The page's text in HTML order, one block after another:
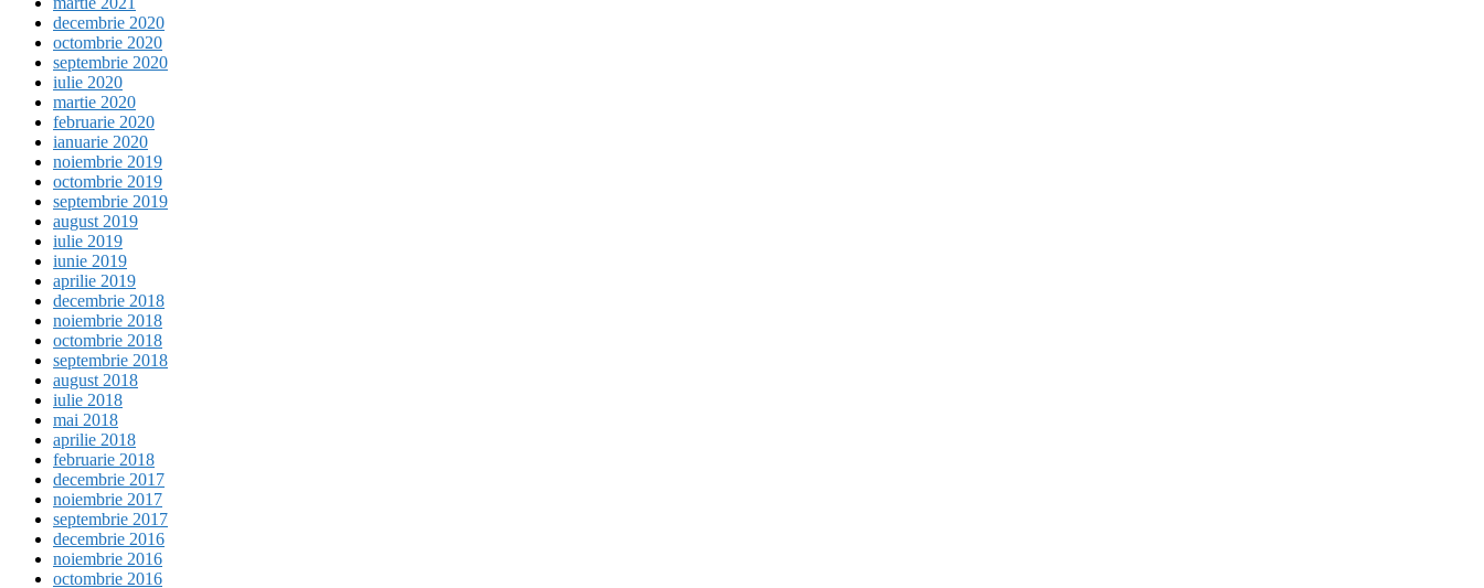
decembrie 2020
octombrie 2020
septembrie 2020
iulie 2020
martie 2020
februarie 2020
ianuarie 2020
noiembrie 2019
octombrie 2019
septembrie 2019
august 2019
iulie 2019
iunie 2019
aprilie 2019
decembrie 2018
noiembrie 2018
octombrie 2018
septembrie 2018
august 2018
iulie 2018
mai 2018
aprilie 2018
februarie 2018
decembrie 2017
noiembrie 2017
septembrie 2017
decembrie 2016
noiembrie 2016
octombrie 2016